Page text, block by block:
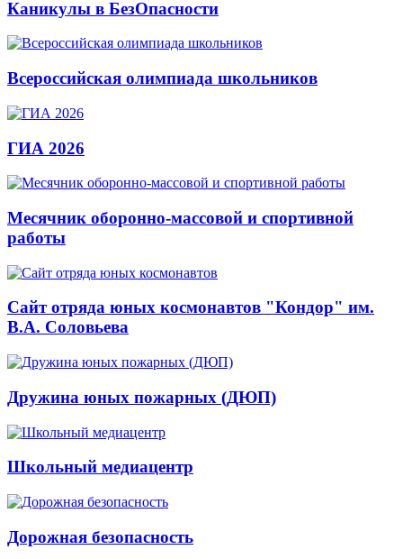
Каникулы в БезОпасности
Всероссийская олимпиада школьников
ГИА 2026
Месячник оборонно-массовой и спортивной
работы
Сайт отряда юных космонавтов "Кондор" им.
В.А. Соловьева
Дружина юных пожарных (ДЮП)
Школьный медиацентр
Дорожная безопасность